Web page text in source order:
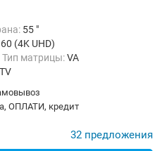
55 "
(4K UHD)
Тип матрицы:VA
ОПЛАТИ, кредит
32 предложения